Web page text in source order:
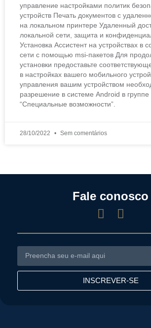
управление настройками политик
устройств Печать документов с
на локальном принтере Удаленный
локальной сети, защита и
Установка Ассистент на устройствах в
сети с помощью msi-пакетов Для
установки предоставьте
в настройках вашего мобильного
управления вашим устройством
разрешение в системе Android в группе
“Специальные возможности”.
28/10/2022 Sem comentários
Fale conosco
INSCREVER-SE